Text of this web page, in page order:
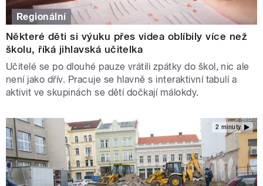
Regionální
Některé děti si výuku přes videa oblíbily více než
školu, říká jihlavská učitelka
Učitelé se po dlouhé pauze vrátili zpátky do škol, nic ale
není jako dřív. Pracuje se hlavně s interaktivní tabulí a
aktivit ve skupinách se dětí dočkají málokdy.
2 minuty